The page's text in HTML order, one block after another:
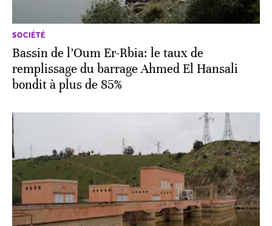
SOCIÉTÉ
Bassin de l’Oum Er-Rbia: le taux de
remplissage du barrage Ahmed El Hansali
bondit à plus de 85%